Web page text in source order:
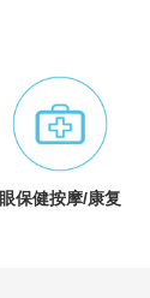
眼保健按摩/康复